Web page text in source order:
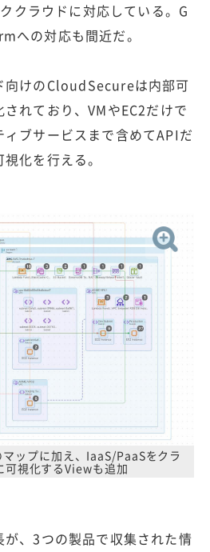
クラウドに対応している。G
の対応も間近だ。
けのCloudSecureは内部可
れており、VMやEC2だけで
ブサービスまで含めてAPIだ
化を行える。
ップに加え、IaaS/PaaSをクラ
可視化するViewも追加
、3つの製品で収集された情